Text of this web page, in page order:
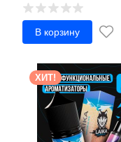
В корзину
ХИТ!